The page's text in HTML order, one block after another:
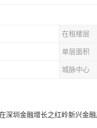
在租楼层
单层面积
城脉中心
深圳金融增长之红岭新兴金